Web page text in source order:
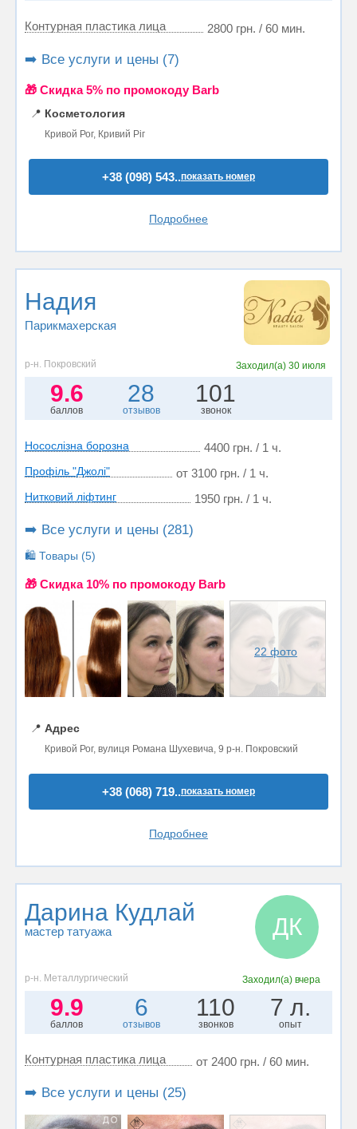
Контурная пластика лица 2800 грн. / 60 мин.
➡️ Все услуги и цены (7)
🎁 Cкидка 5% по промокоду Barb
📍 Косметология
Кривой Рог, Кривий Ріг
+38 (098) 543..показать номер
Подробнее
Надия
Парикмахерская
р-н. Покровский Заходил(а)30 июля
9.6
баллов
28
отзывов
101
звонок
Носослізна борозна 4400 грн. / 1 ч.
Профіль "Джолі" от 3100 грн. / 1 ч.
Нитковий ліфтинг 1950 грн. / 1 ч.
➡️ Все услуги и цены (281)
🛍️ Товары (5)
🎁 Cкидка 10% по промокоду Barb
22 фото
📍 Адрес
Кривой Рог, вулиця Романа Шухевича, 9 р-н. Покровский
+38 (068) 719..показать номер
Подробнее
Дарина Кудлай
мастер татуажа ДК
р-н. Металлургический Заходил(а) вчера
9.9
баллов
6
отзывов
110
звонков
7 л.
опыт
Контурная пластика лица от 2400 грн. / 60 мин.
➡️ Все услуги и цены (25)